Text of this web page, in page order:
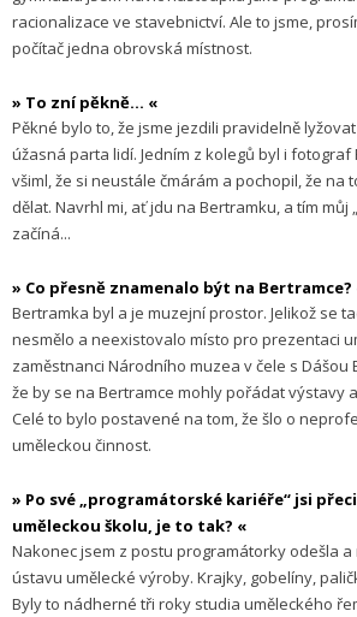
racionalizace ve stavebnictví. Ale to jsme,
počítač jedna obrovská místnost.
» To zní pěkně... «
Pěkné bylo to, že jsme jezdili pravidelně
úžasná parta lidí. Jedním z kolegů byl i fotograf
všiml, že si neustále čmárám a pochopil, že na
dělat. Navrhl mi, ať jdu na Bertramku, a tím můj
začíná...
» Co přesně znamenalo být na Bertramce?
Bertramka byl a je muzejní prostor. Jelikož se
nesmělo a neexistovalo místo pro prezentaci
zaměstnanci Národního muzea v čele s
že by se na Bertramce mohly pořádat výstavy
Celé to bylo postavené na tom, že šlo o
uměleckou činnost.
» Po své „programátorské kariéře“ jsi
uměleckou školu, je to tak? «
Nakonec jsem z postu programátorky odešla
ústavu umělecké výroby. Krajky, gobelíny,
Byly to nádherné tři roky studia uměleckého